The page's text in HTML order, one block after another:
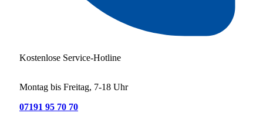
Kostenlose Service-Hotline
Montag bis Freitag, 7-18 Uhr
07191 95 70 70